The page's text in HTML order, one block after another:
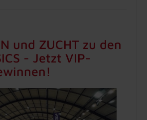
und ZUCHT zu den
- Jetzt VIP-